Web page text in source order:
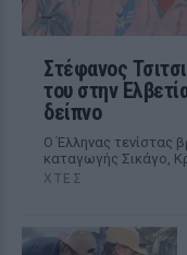
Στέφανος
του στην
δείπνο
Ο Έλληνας τενίστας
καταγωγής Σικάγο,
ΧΤΕΣ